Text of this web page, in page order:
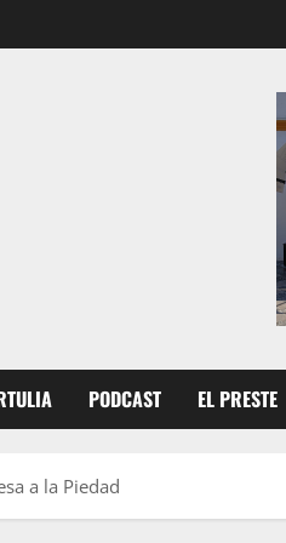
PODCAST EL PRESTE
a la Piedad